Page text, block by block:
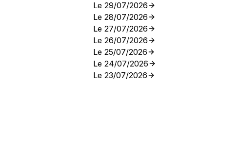
Le 29/07/2026
Le 28/07/2026
Le 27/07/2026
Le 26/07/2026
Le 25/07/2026
Le 24/07/2026
Le 23/07/2026